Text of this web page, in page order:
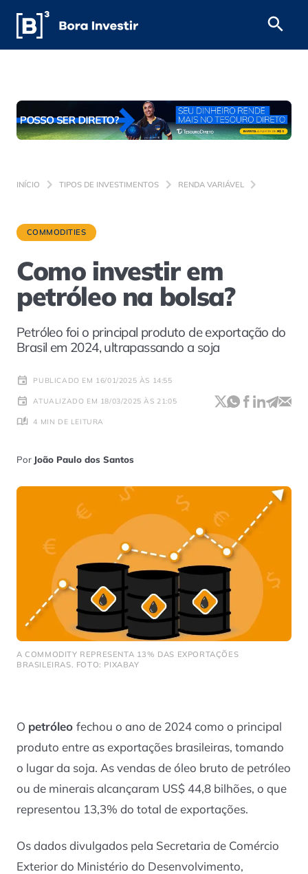
INÍCIO TIPOS DE INVESTIMENTOS RENDA VARIÁVEL
COMMODITIES
Como investir em
petróleo na bolsa?
Petróleo foi o principal produto de exportação do
Brasil em 2024, ultrapassando a soja
PUBLICADO EM 16/01/2025 ÀS 14:55
ATUALIZADO EM 18/03/2025 ÀS 21:05
4 MIN DE LEITURA
Por João Paulo dos Santos
A COMMODITY REPRESENTA 13% DAS EXPORTAÇÕES
BRASILEIRAS. FOTO: PIXABAY
O petróleo fechou o ano de 2024 como o principal
produto entre as exportações brasileiras, tomando
o lugar da soja. As vendas de óleo bruto de petróleo
ou de minerais alcançaram US$ 44,8 bilhões, o que
representou 13,3% do total de exportações.
Os dados divulgados pela Secretaria de Comércio
Exterior do Ministério do Desenvolvimento,